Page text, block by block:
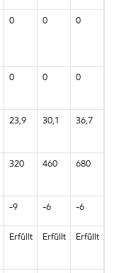
0 0 0
0 0 0
23,9 30,1 36,7
320 460 680
-9 -6 -6
Erfüllt Erfüllt Erfüllt